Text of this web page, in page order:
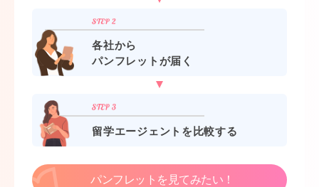
各社から
パンフレットが届く
留学エージェントを比較する
パンフレットを見てみたい！